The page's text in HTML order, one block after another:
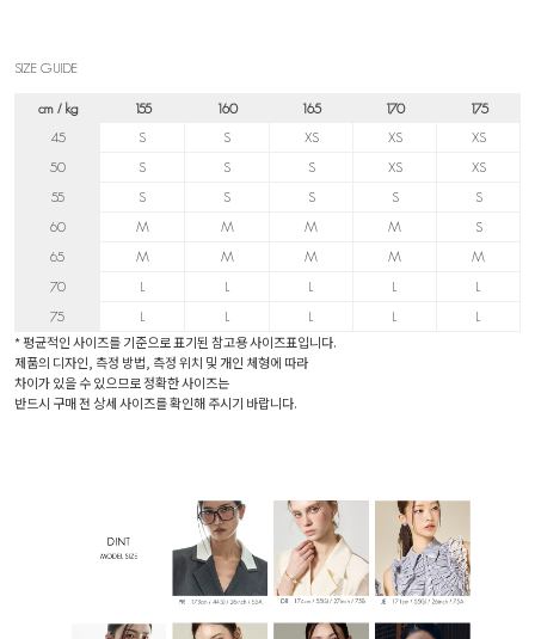
SIZE GUIDE
cm / kg 155 160 165 170
175
45
S S XS XS
XS
50
S S S XS
XS
55
S S S S
S
60
M M M M
S
65
M M M M
M
70
L L L L
L
75
L L L L L
* 평균적인 사이즈를 기준으로 표기된 참고용 사이즈표입니다.
제품의 디자인, 측정 방법, 측정 위치 및 개인 체형에 따라
차이가 있을 수 있으므로 정확한 사이즈는
반드시 구매 전 상세 사이즈를 확인해 주시기 바랍니다.